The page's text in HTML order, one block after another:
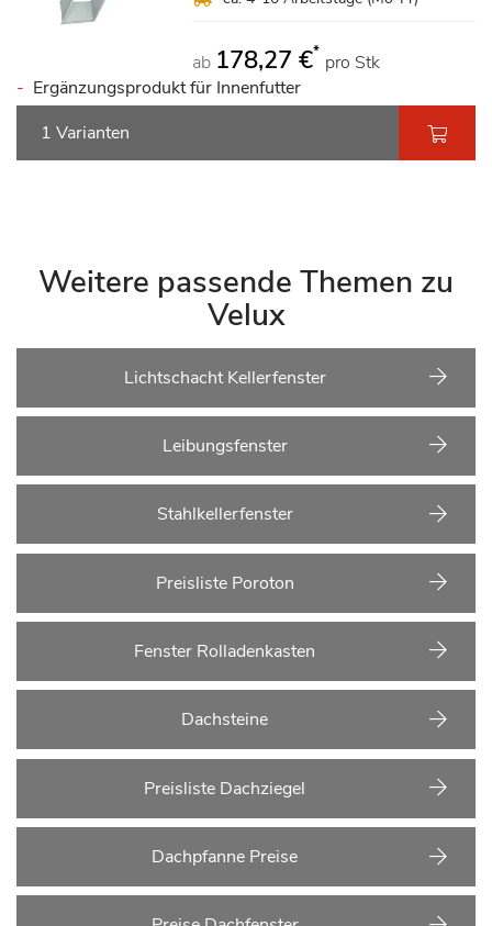
ab 178,27 €* pro Stk
Ergänzungsprodukt für Innenfutter
1 Varianten
Weitere passende Themen zu
Velux
Lichtschacht Kellerfenster
Leibungsfenster
Stahlkellerfenster
Preisliste Poroton
Fenster Rolladenkasten
Dachsteine
Preisliste Dachziegel
Dachpfanne Preise